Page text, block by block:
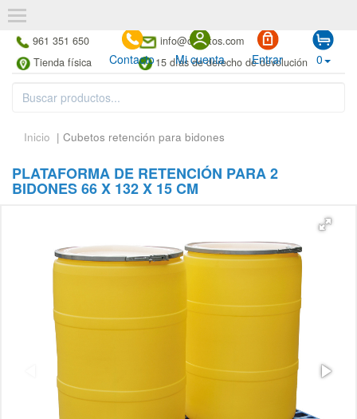
961 351 650
info@cubetos.com
Tienda física
15 días de derecho de devolución
Contacto Mi cuenta Entrar 0
Inicio | Cubetos retención para bidones
PLATAFORMA DE RETENCIÓN PARA 2
BIDONES 66 X 132 X 15 CM